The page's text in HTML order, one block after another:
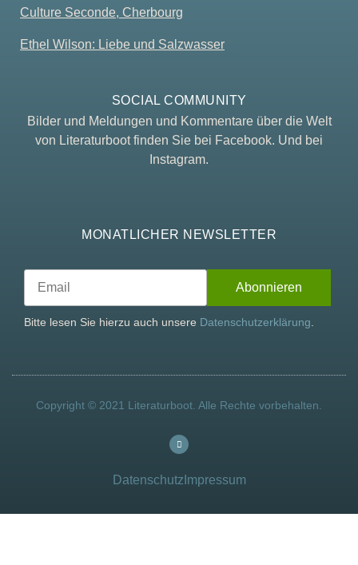
Culture Seconde, Cherbourg
Ethel Wilson: Liebe und Salzwasser
SOCIAL COMMUNITY
Bilder und Meldungen und Kommentare über die Welt
von Literaturboot finden Sie bei Facebook. Und bei
Instagram.
MONATLICHER NEWSLETTER
Bitte lesen Sie hierzu auch unsere Datenschutzerklärung
Copyright © 2021 Literaturboot. Alle Rechte vorbehalten.
Datenschutz Impressum